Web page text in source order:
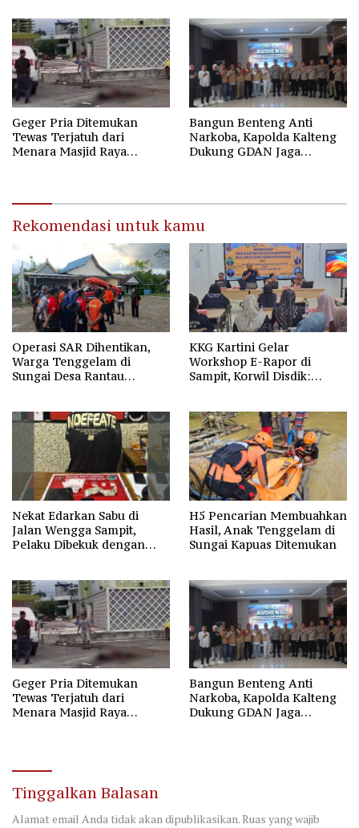
Geger Pria Ditemukan
Tewas Terjatuh dari
Menara Masjid Raya
Bangun Benteng Anti
Narkoba, Kapolda Kalteng
Dukung GDAN Jaga
Rekomendasi untuk kamu
Operasi SAR Dihentikan,
Warga Tenggelam di
Sungai Desa Rantau
KKG Kartini Gelar
Workshop E-Rapor di
Sampit, Korwil Disdik:
Nekat Edarkan Sabu di
Jalan Wengga Sampit,
Pelaku Dibekuk dengan
H5 Pencarian Membuahkan
Hasil, Anak Tenggelam di
Sungai Kapuas Ditemukan
Geger Pria Ditemukan
Tewas Terjatuh dari
Menara Masjid Raya
Bangun Benteng Anti
Narkoba, Kapolda Kalteng
Dukung GDAN Jaga
Tinggalkan Balasan
Alamat email Anda tidak akan dipublikasikan.Ruas yang wajib